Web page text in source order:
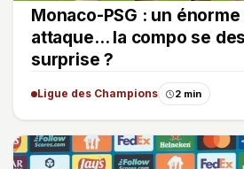
Monaco-PSG : un
attaque… la compo se
surprise ?
Ligue des Champions 2 min